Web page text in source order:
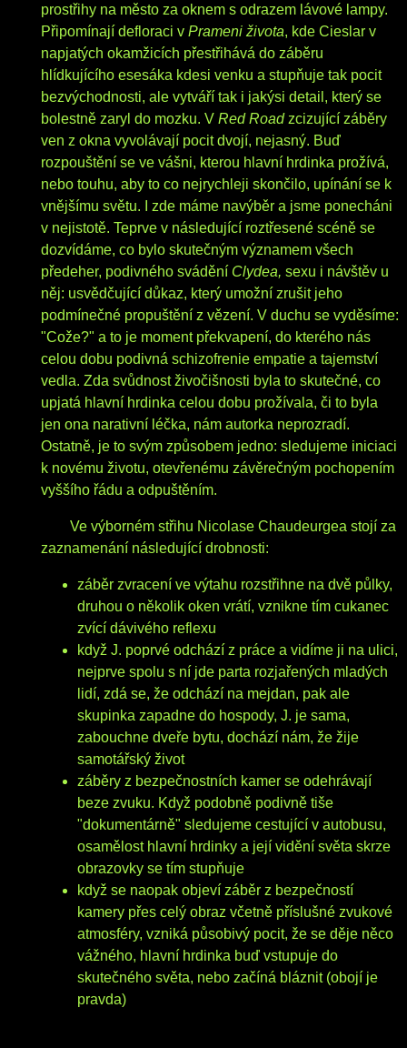
prostřihy na město za oknem s odrazem lávové lampy.
Připomínají defloraci v Prameni života, kde Cieslar v
napjatých okamžicích přestřihává do záběru
hlídkujícího esesáka kdesi venku a stupňuje tak pocit
bezvýchodnosti, ale vytváří tak i jakýsi detail, který se
bolestně zaryl do mozku. V Red Roadzcizující záběry
ven z okna vyvolávají pocit dvojí, nejasný. Buď
rozpouštění se ve vášni, kterou hlavní hrdinka prožívá,
nebo touhu, aby to co nejrychleji skončilo, upínání se k
vnějšímu světu. I zde máme navýběr a jsme ponecháni
v nejistotě. Teprve v následující roztřesené scéně se
dozvídáme, co bylo skutečným významem všech
předeher, podivného svádění Clydea, sexu i návštěv u
něj: usvědčující důkaz, který umožní zrušit jeho
podmínečné propuštění z vězení. V duchu se vyděsíme:
"Cože?" a to je moment překvapení, do kterého nás
celou dobu podivná schizofrenie empatie a tajemství
vedla. Zda svůdnost živočišnosti byla to skutečné, co
upjatá hlavní hrdinka celou dobu prožívala, či to byla
jen ona narativní léčka, nám autorka neprozradí.
Ostatně, je to svým způsobem jedno: sledujeme iniciaci
k novému životu, otevřenému závěrečným pochopením
vyššího řádu a odpuštěním.
Ve výborném střihu Nicolase Chaudeurgea stojí za
zaznamenání následující drobnosti:
záběr zvracení ve výtahu rozstřihne na dvě půlky,
druhou o několik oken vrátí, vznikne tím cukanec
zvící dávivého reflexu
když J. poprvé odchází z práce a vidíme ji na ulici,
nejprve spolu s ní jde parta rozjařených mladých
lidí, zdá se, že odchází na mejdan, pak ale
skupinka zapadne do hospody, J. je sama,
zabouchne dveře bytu, dochází nám, že žije
samotářský život
záběry z bezpečnostních kamer se odehrávají
beze zvuku. Když podobně podivně tiše
"dokumentárně" sledujeme cestující v autobusu,
osamělost hlavní hrdinky a její vidění světa skrze
obrazovky se tím stupňuje
když se naopak objeví záběr z bezpečností
kamery přes celý obraz včetně příslušné zvukové
atmosféry, vzniká působivý pocit, že se děje něco
vážného, hlavní hrdinka buď vstupuje do
skutečného světa, nebo začíná bláznit (obojí je
pravda)